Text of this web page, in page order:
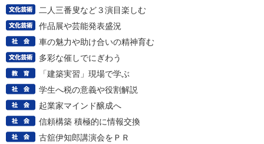
二人三番叟など３演目楽しむ
作品展や芸能発表盛況
車の魅力や助け合いの精神育む
多彩な催しでにぎわう
「建築実習」現場で学ぶ
学生へ税の意義や役割解説
起業家マインド醸成へ
信頼構築 積極的に情報交換
古舘伊知郎講演会をＰＲ